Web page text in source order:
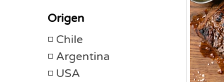
Origen
Chile
Argentina
USA